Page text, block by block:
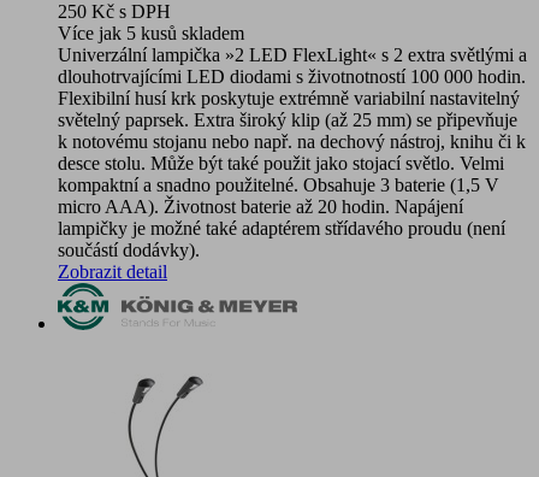
250 Kč s DPH
Více jak 5 kusů skladem
Univerzální lampička »2 LED FlexLight« s 2 extra světlými a
dlouhotrvajícími LED diodami s životnotností 100 000 hodin.
Flexibilní husí krk poskytuje extrémně variabilní nastavitelný
světelný paprsek. Extra široký klip (až 25 mm) se připevňuje
k notovému stojanu nebo např. na dechový nástroj, knihu či k
desce stolu. Může být také použit jako stojací světlo. Velmi
kompaktní a snadno použitelné. Obsahuje 3 baterie (1,5 V
micro AAA). Životnost baterie až 20 hodin. Napájení
lampičky je možné také adaptérem střídavého proudu (není
součástí dodávky).
Zobrazit detail